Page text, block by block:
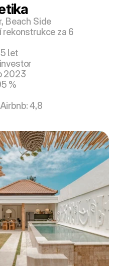
Beach Side
rekonstrukce za 6
let
2023
%
4,8